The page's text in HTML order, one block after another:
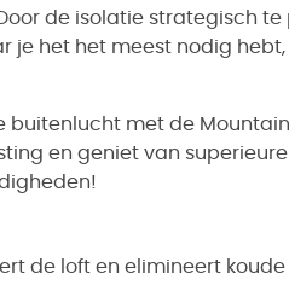
de isolatie strategisch te
je het het meest nodig hebt,
buitenlucht met de
en geniet van
de loft en elimineert koude